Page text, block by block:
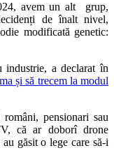
avem un alt grup,
de înalt nivel,
modificată genetic:
industrie, a declarat în
și să trecem la modul
pensionari sau
că ar doborî drone
găsit o lege care să-i